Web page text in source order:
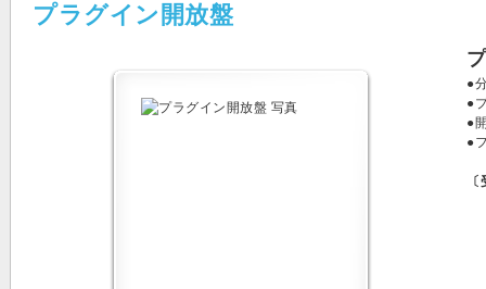
プラグイン開放盤
●
●
●
●